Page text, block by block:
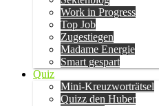
Work in Progress
Top Job
Zugestiegen
Madame Energie
Smart gespart
Quiz
Mini-Kreuzworträtsel
Quizz den Huber